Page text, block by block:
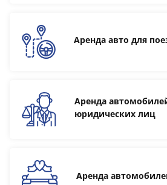
Аренда авто для
Аренда
юридических лиц
Аренда